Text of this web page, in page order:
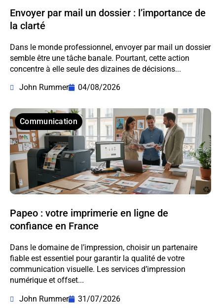
Envoyer par mail un dossier : l’importance de
la clarté
Dans le monde professionnel, envoyer par mail un dossier
semble être une tâche banale. Pourtant, cette action
concentre à elle seule des dizaines de décisions...
John Rummer
04/08/2026
Communication
Papeo : votre imprimerie en ligne de
confiance en France
Dans le domaine de l’impression, choisir un partenaire
fiable est essentiel pour garantir la qualité de votre
communication visuelle. Les services d’impression
numérique et offset...
John Rummer
31/07/2026